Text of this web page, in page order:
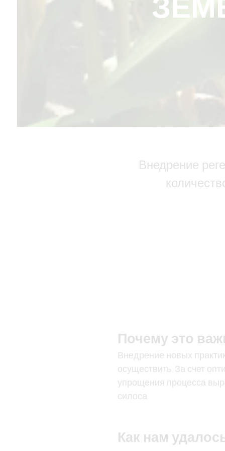
Внедрение
Почему это
Внедрение новых
осуществить. За счет
упрощения процесса
силоса.
Как нам